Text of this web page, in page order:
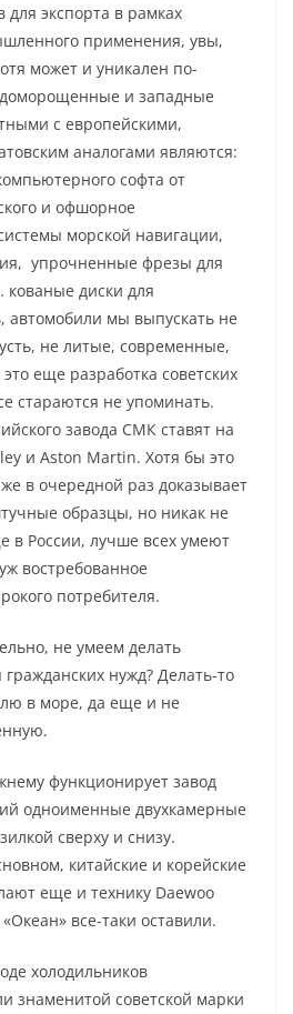
для экспорта в рамках
применения, увы,
может и уникален по-
и западные
с европейскими,
аналогами являются:
софта от
и офшорное
морской навигации,
упрочненные фрезы для
кованые диски для
автомобили мы выпускать не
не литые, современные,
еще разработка советских
стараются не упоминать.
завода СМК ставят на
и Aston Martin. Хотя бы это
в очередной раз доказывает
образцы, но никак не
в России, лучше всех умеют
востребованное
потребителя.
не умеем делать
нужд? Делать-то
в море, да еще и не
функционирует завод
одноименные двухкамерные
сверху и снизу.
китайские и корейские
еще и технику Daewoo
все-таки оставили.
холодильников
знаменитой советской марки